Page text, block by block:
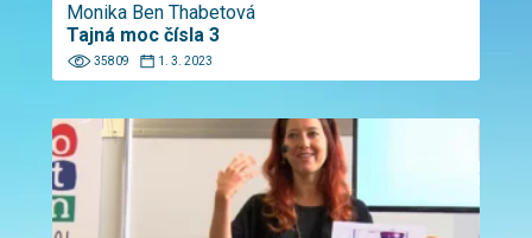
Monika Ben Thabetová
Tajná moc čísla 3
35809 1. 3. 2023